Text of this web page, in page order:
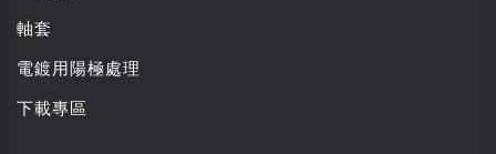
軸套
電鍍用陽極處理
下載專區